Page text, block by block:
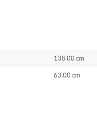
138.00 cm
63.00 cm